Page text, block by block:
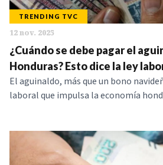
TRENDING TVC
12 nov. 2025
¿Cuándo se debe pagar el
Honduras? Esto dice la ley
El aguinaldo, más que un bono
laboral que impulsa la economía